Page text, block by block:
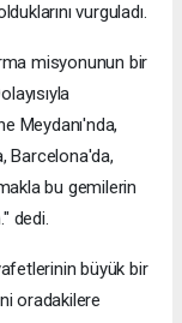
vurguladı.
misyonunun bir
Meydanı'nda,
Barcelona'da,
bu gemilerin
dedi.
büyük bir
oradakilere